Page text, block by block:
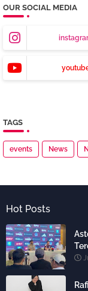
OUR SOCIAL MEDIA
TAGS
events News
Hot Posts